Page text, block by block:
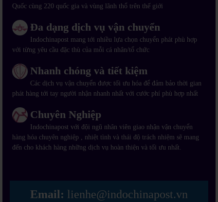
Quốc cùng 220 quốc gia và vùng lãnh thổ trên thế giới
Đa dạng dịch vụ vận chuyển
Indochinapost mang tới nhiều lựa chọn chuyển phát phù hợp
với từng yêu cầu đặc thù của mỗi cá nhân/tổ chức
Nhanh chóng và tiết kiệm
Các dịch vụ vận chuyển được tối ưu hóa để đảm bảo thời gian
phát hàng tới tay người nhận nhanh nhất với cước phí phù hợp nhất
Chuyên Nghiệp
Indochinapost với đội ngũ nhân viên giao nhận vận chuyển
hàng hóa chuyên nghiệp , nhiệt tình và thái độ trách nhiệm sẽ mang
đến cho khách hàng những dịch vụ hoàn thiện và tối ưu nhất.
Email: lienhe@indochinapost.vn